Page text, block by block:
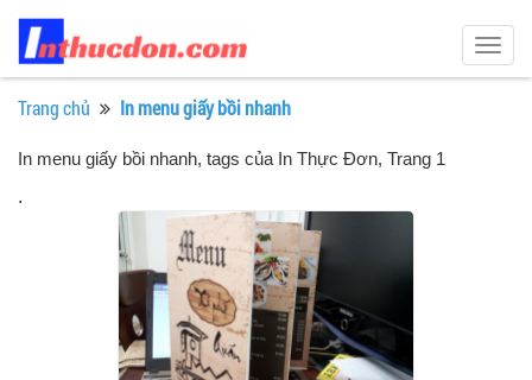
Trang chủ In menu giấy bồi nhanh
In menu giấy bồi nhanh, tags của In Thực Đơn, Trang 1
.